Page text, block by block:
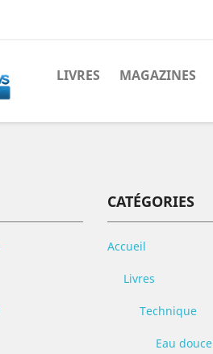
LIVRES MAGAZINES
CATÉGORIES
Accueil
Livres
Technique
Eau douce